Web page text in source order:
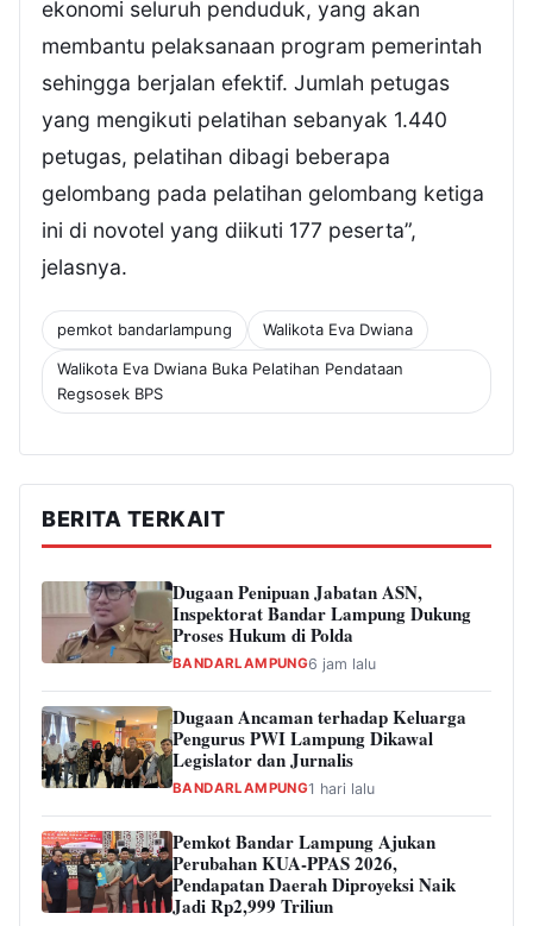
ekonomi seluruh penduduk, yang akan
membantu pelaksanaan program pemerintah
sehingga berjalan efektif. Jumlah petugas
yang mengikuti pelatihan sebanyak 1.440
petugas, pelatihan dibagi beberapa
gelombang pada pelatihan gelombang ketiga
ini di novotel yang diikuti 177 peserta”,
jelasnya.
pemkot bandarlampung Walikota Eva Dwiana
Walikota Eva Dwiana Buka Pelatihan Pendataan
Regsosek BPS
BERITA TERKAIT
Dugaan Penipuan Jabatan ASN,
Inspektorat Bandar Lampung Dukung
Proses Hukum di Polda
BANDARLAMPUNG6 jam lalu
Dugaan Ancaman terhadap Keluarga
Pengurus PWI Lampung Dikawal
Legislator dan Jurnalis
BANDARLAMPUNG1 hari lalu
Pemkot Bandar Lampung Ajukan
Perubahan KUA-PPAS 2026,
Pendapatan Daerah Diproyeksi Naik
Jadi Rp2,999 Triliun